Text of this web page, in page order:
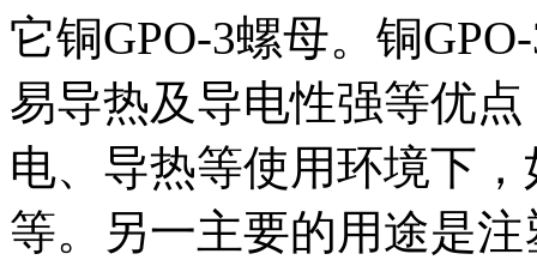
它铜GPO-3螺母。铜
易导热及导电性强等优
电、导热等使用环境下
等。另一主要的用途是